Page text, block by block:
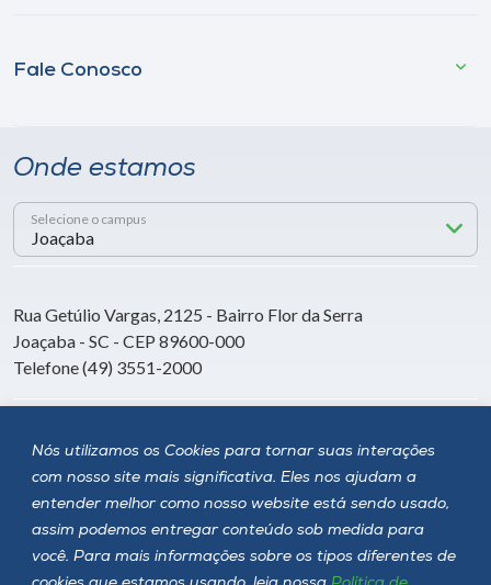
Nós utilizamos os Cookies para tornar suas interações
com nosso site mais significativa. Eles nos ajudam a
entender melhor como nosso website está sendo usado,
assim podemos entregar conteúdo sob medida para
você. Para mais informações sobre os tipos diferentes de
Fale Conosco
Onde estamos
Selecione o campus
Rua Getúlio Vargas, 2125 - Bairro Flor da Serra
Joaçaba - SC - CEP 89600-000
Telefone (49) 3551-2000
Siga a Unoesc